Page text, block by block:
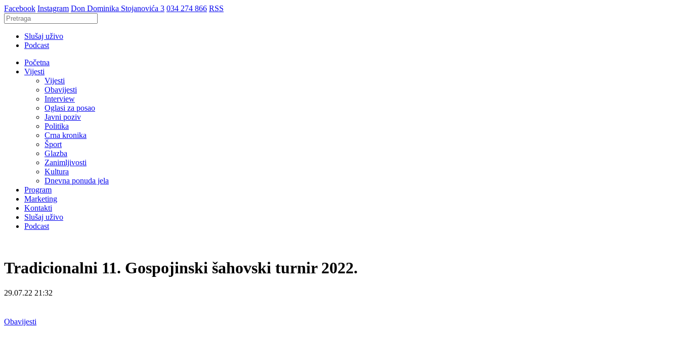
Facebook Instagram Don Dominika Stojanovića 3 034 274 866 RSS
Slušaj uživo
Podcast
Početna
Vijesti
Vijesti
Obavijesti
Interview
Oglasi za posao
Javni poziv
Politika
Crna kronika
Šport
Glazba
Zanimljivosti
Kultura
Dnevna ponuda jela
Program
Marketing
Kontakti
Slušaj uživo
Podcast
Tradicionalni 11. Gospojinski šahovski turnir 2022.
29.07.22 21:32
Obavijesti